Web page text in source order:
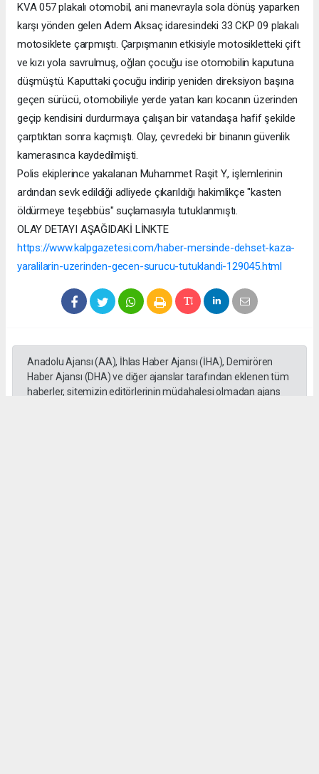
KVA 057 plakalı otomobil, ani manevrayla sola dönüş yaparken
karşı yönden gelen Adem Aksaç idaresindeki 33 CKP 09 plakalı
motosiklete çarpmıştı. Çarpışmanın etkisiyle motosikletteki çift
ve kızı yola savrulmuş, oğlan çocuğu ise otomobilin kaputuna
düşmüştü. Kaputtaki çocuğu indirip yeniden direksiyon başına
geçen sürücü, otomobiliyle yerde yatan karı kocanın üzerinden
geçip kendisini durdurmaya çalışan bir vatandaşa hafif şekilde
çarptıktan sonra kaçmıştı. Olay, çevredeki bir binanın güvenlik
kamerasınca kaydedilmişti.
Polis ekiplerince yakalanan Muhammet Raşit Y., işlemlerinin
ardından sevk edildiği adliyede çıkarıldığı hakimlikçe "kasten
öldürmeye teşebbüs" suçlamasıyla tutuklanmıştı.
OLAY DETAYI AŞAĞIDAKİ LİNKTE
https://www.kalpgazetesi.com/haber-mersinde-dehset-kaza-
yaralilarin-uzerinden-gecen-surucu-tutuklandi-129045.html
Anadolu Ajansı (AA), İhlas Haber Ajansı (İHA), Demirören
Haber Ajansı (DHA) ve diğer ajanslar tarafından eklenen tüm
haberler, sitemizin editörlerinin müdahalesi olmadan ajans